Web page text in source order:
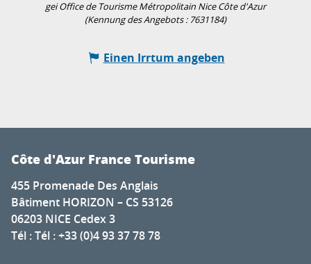
gei Office de Tourisme Métropolitain Nice Côte d'Azur
(Kennung des Angebots : 7631184)
Einen Irrtum angeben
Côte d'Azur France Tourisme
455 Promenade Des Anglais
Bâtiment HORIZON – CS 53126
06203 NICE Cedex 3
Tél : Tél : +33 (0)4 93 37 78 78